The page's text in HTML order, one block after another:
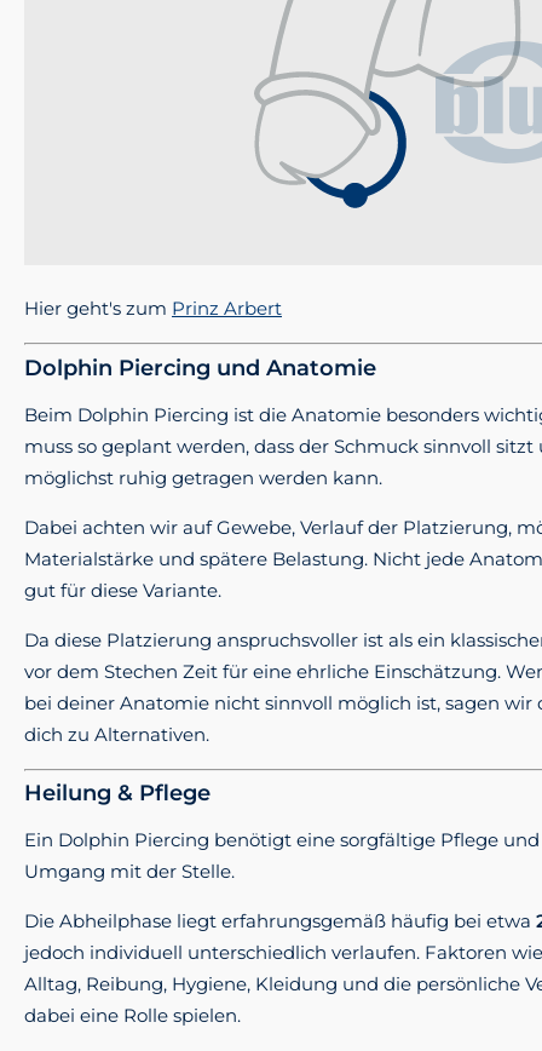
Hier geht's zum Prinz Arbert
Dolphin Piercing und Anatomie
Beim Dolphin Piercing ist die Anatomie besonders
muss so geplant werden, dass der Schmuck sinnvoll
möglichst ruhig getragen werden kann.
Dabei achten wir auf Gewebe, Verlauf der Platzierung,
Materialstärke und spätere Belastung. Nicht jede
gut für diese Variante.
Da diese Platzierung anspruchsvoller ist als ein
vor dem Stechen Zeit für eine ehrliche Einschätzung.
bei deiner Anatomie nicht sinnvoll möglich ist, sagen wir
dich zu Alternativen.
Heilung & Pflege
Ein Dolphin Piercing benötigt eine sorgfältige Pflege
Umgang mit der Stelle.
Die Abheilphase liegt erfahrungsgemäß häufig bei etwa
jedoch individuell unterschiedlich verlaufen. Faktoren
Alltag, Reibung, Hygiene, Kleidung und die persönliche
dabei eine Rolle spielen.